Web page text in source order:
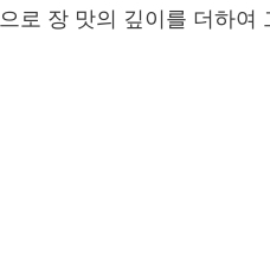
로 장 맛의 깊이를 더하